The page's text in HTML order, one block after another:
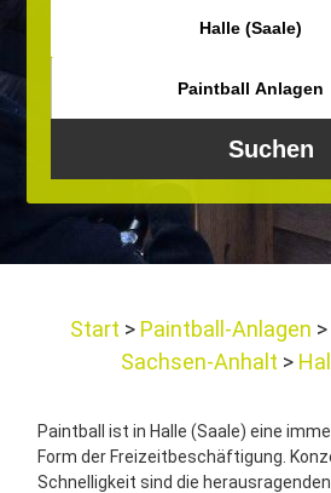
Start Paintball-Anlagen
Sachsen-Anhalt
Paintball ist in Halle (Saale) eine
Form der Freizeitbeschäftigung.
Schnelligkeit sind die